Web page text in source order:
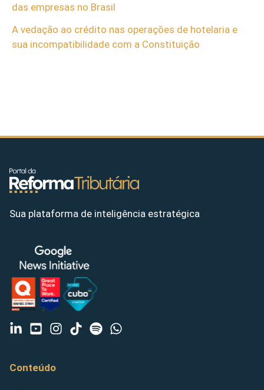
das empresas no Brasil
A vedação ao crédito nas operações de hotelaria e
sua incompatibilidade com a Constituição
Sua plataforma de inteligência estratégica
Conteúdo